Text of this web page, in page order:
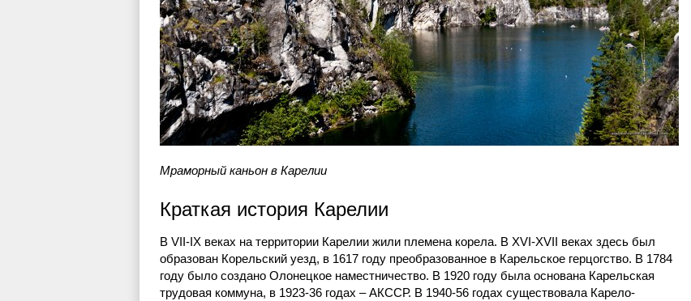
Мраморный каньон в Карелии
Краткая история Карелии
В VII-IX веках на территории Карелии жили племена корела. В XVI-XVII веках здесь был
образован Корельский уезд, в 1617 году преобразованное в Карельское герцогство. В 1784
году было создано Олонецкое наместничество. В 1920 году была основана Карельская
трудовая коммуна, в 1923-36 годах – АКССР. В 1940-56 годах существовала Карело-